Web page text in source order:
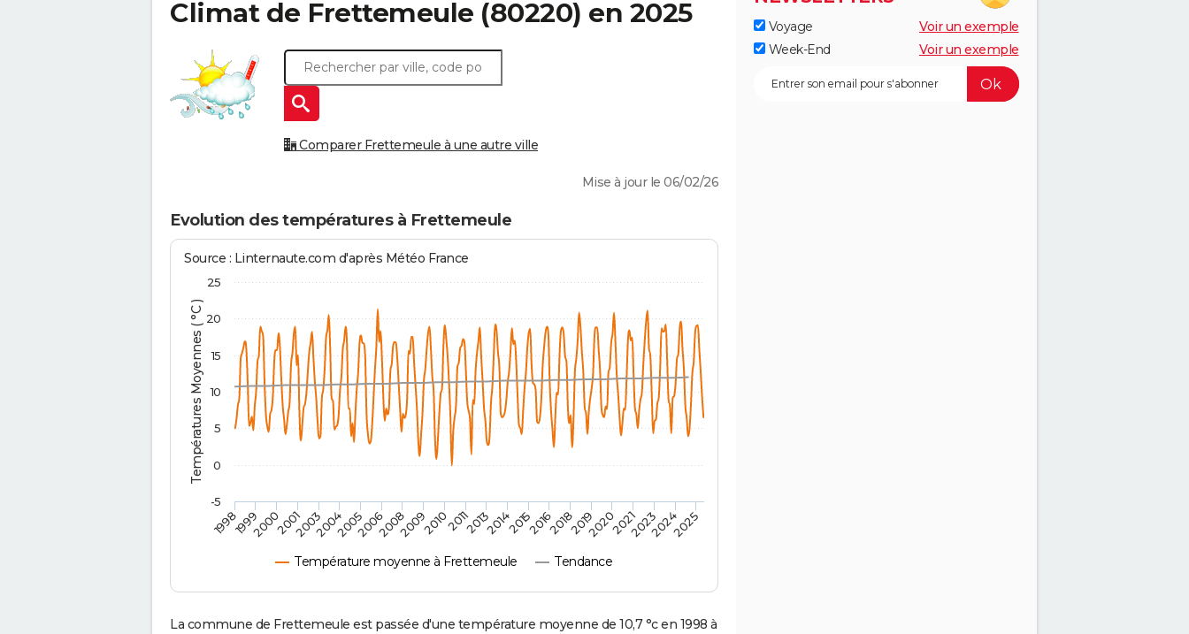
Climat de Frettemeule (80220) en 2025
Comparer Frettemeule à une autre ville
Mise à jour le 06/02/26
Evolution des températures à Frettemeule
Températures Moyennes ( °C )
Source : Linternaute.com d'après Météo France
Température moyenne à Frettemeule Tendance
1998 2014
199920002001200320042005200620082009201020112013 201520162018201920202021202320242025
-5
0
5
10
15
20
25
La commune de Frettemeule est passée d'une température moyenne de 10,7 °c en 1998 à
Voyage
Voir un exemple
Week-End
Voir un exemple